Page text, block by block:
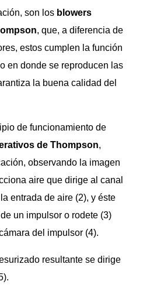
son los blowers
, que, a diferencia de
estos cumplen la función
en donde se reproducen las
la buena calidad del
de funcionamiento de
de Thompson,
observando la imagen
aire que dirige al canal
entrada de aire (2), y éste
un impulsor o rodete (3)
del impulsor (4).
resultante se dirige